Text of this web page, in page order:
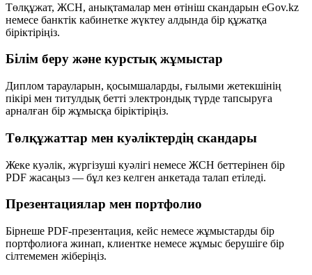
Төлқұжат, ЖСН, анықтамалар мен өтініш скандарын eGov.kz
немесе банктік кабинетке жүктеу алдында бір құжатқа
біріктіріңіз.
Білім беру және курстық жұмыстар
Диплом тарауларын, қосымшаларды, ғылыми жетекшінің
пікірі мен титулдық бетті электрондық түрде тапсыруға
арналған бір жұмысқа біріктіріңіз.
Төлқұжаттар мен куәліктердің скандары
Жеке куәлік, жүргізуші куәлігі немесе ЖСН беттерінен бір
PDF жасаңыз — бұл кез келген анкетада талап етіледі.
Презентациялар мен портфолио
Бірнеше PDF-презентация, кейс немесе жұмыстарды бір
портфолиоға жинап, клиентке немесе жұмыс берушіге бір
сілтемемен жіберіңіз.